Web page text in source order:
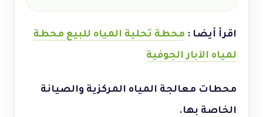
اقرأ أيضا : محطة تحلية المياه للبيع محطة
لمياه الآبار الجوفية
محطات معالجة المياه المركزية والصيانة
الخاصة بها.